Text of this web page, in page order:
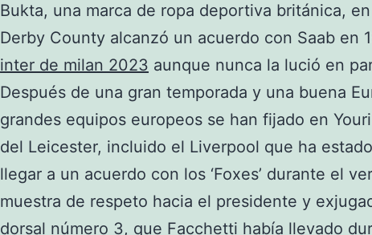
Bukta, una marca de ropa deportiva británica,
Derby County alcanzó un acuerdo con Saab en
inter de milan 2023 aunque nunca la lució en
Después de una gran temporada y una buena
grandes equipos europeos se han fijado en
del Leicester, incluido el Liverpool que ha
llegar a un acuerdo con los ‘Foxes’ durante el
muestra de respeto hacia el presidente y
dorsal número 3, que Facchetti había llevado